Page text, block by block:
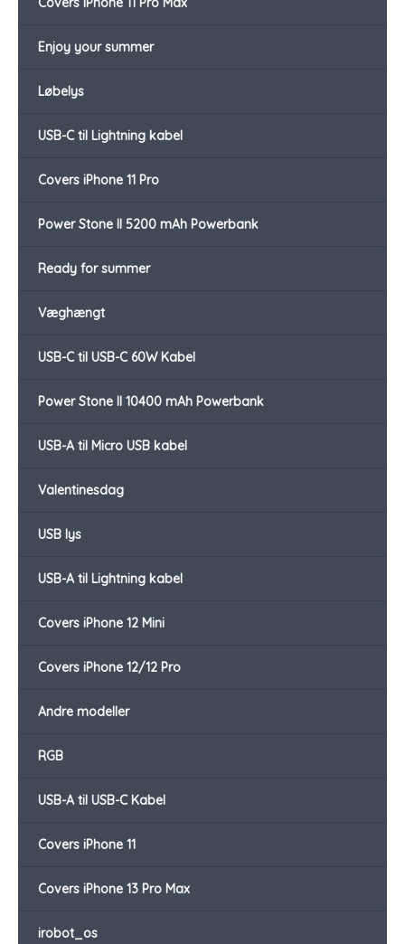
Enjoy your summer
Løbelys
USB-C til Lightning kabel
Covers iPhone 11 Pro
Power Stone II 5200 mAh Powerbank
Ready for summer
Væghængt
USB-C til USB-C 60W Kabel
Power Stone II 10400 mAh Powerbank
USB-A til Micro USB kabel
Valentinesdag
USB lys
USB-A til Lightning kabel
Covers iPhone 12 Mini
Covers iPhone 12/12 Pro
Andre modeller
RGB
USB-A til USB-C Kabel
Covers iPhone 11
Covers iPhone 13 Pro Max
irobot_os